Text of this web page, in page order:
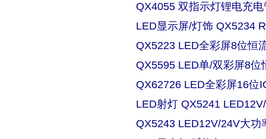
QX4055 双指示灯锂电充
LED显示屏/灯饰 QX5234
QX5223 LED全彩屏8位恒
QX5595 LED单/双彩屏8位
QX62726 LED全彩屏16位
LED射灯 QX5241
QX5243 LED12V/24V大